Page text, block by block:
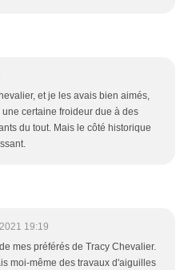
et je les avais bien aimés,
certaine froideur due à des
du tout. Mais le côté historique
19:19
mes préférés de Tracy Chevalier.
moi-même des travaux d'aiguilles